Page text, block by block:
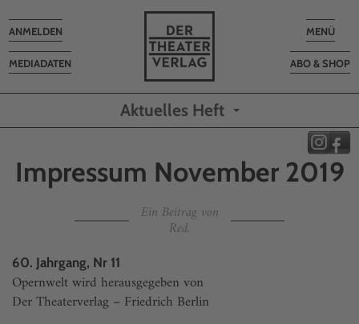
Toggle
MENÜ
ABO & SHOP
MEDIADATEN
Toggle
navigation
ANMELDEN
Aktuelles Heft
Impressum November 2019
Ein Beitrag von
Red.
60. Jahrgang, Nr 11
Opernwelt wird herausgegeben von
Der Theaterverlag – Friedrich Berlin